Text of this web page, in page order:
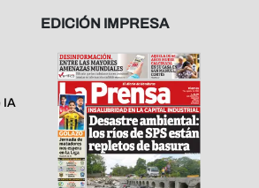
IA
EDICIÓN IMPRESA